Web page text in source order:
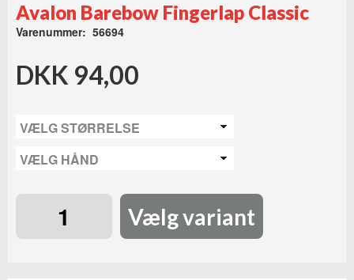
Avalon Barebow Fingerlap Classic
Varenummer: 56694
DKK 94,00
Vælg variant